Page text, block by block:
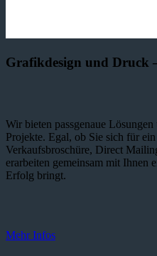
Grafikdesign und Druck
Wir bieten passgenaue
Projekte. Egal, ob Sie sich für
Verkaufsbroschüre, Direct
erarbeiten gemeinsam mit Ihnen
Erfolg bringt.
Mehr Infos